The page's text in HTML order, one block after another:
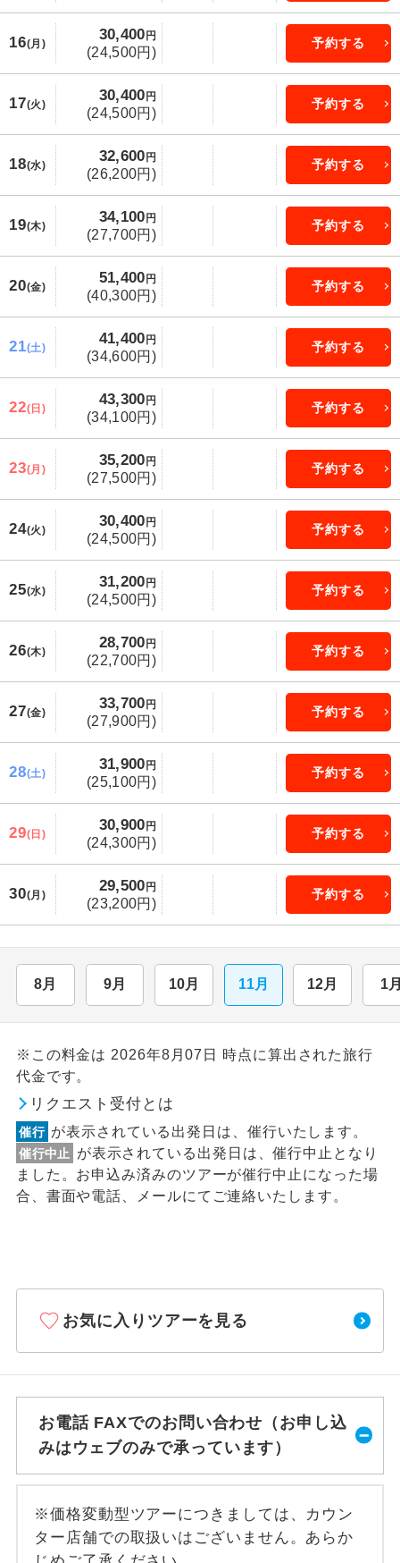
16(月)
30,400 円
(24,500円)
予約する
17(火)
30,400 円
(24,500円)
予約する
18(水)
32,600 円
(26,200円)
予約する
19(木)
34,100 円
(27,700円)
予約する
20(金)
51,400 円
(40,300円)
予約する
21(土)
41,400 円
(34,600円)
予約する
22(日)
43,300 円
(34,100円)
予約する
23(月)
35,200 円
(27,500円)
予約する
24(火)
30,400 円
(24,500円)
予約する
25(水)
31,200 円
(24,500円)
予約する
26(木)
28,700 円
(22,700円)
予約する
27(金)
33,700 円
(27,900円)
予約する
28(土)
31,900 円
(25,100円)
予約する
29(日)
30,900 円
(24,300円)
予約する
30(月)
29,500 円
(23,200円)
予約する
8月 9月 10月 11月 12月 1
※この料金は 2026年8月07日 時点に算出された旅行
代金です。
リクエスト受付とは
催行 が表示されている出発日は、催行いたします。
催行中止
が表示されている出発日は、催行中止となり
ました。お申込み済みのツアーが催行中止になった場
合、書面や電話、メールにてご連絡いたします。
お気に入りツアーを見る
お電話 FAXでのお問い合わせ（お申し込
みはウェブのみで承っています）
※価格変動型ツアーにつきましては、カウン
ター店舗での取扱いはございません。あらか